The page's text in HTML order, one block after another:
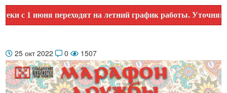
1 июня переходят на летний график работы. Уточняйте
25 окт 2022 0 1507